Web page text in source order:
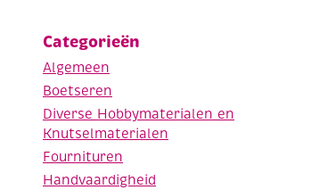
Categorieën
Algemeen
Boetseren
Diverse Hobbymaterialen en
Knutselmaterialen
Fournituren
Handvaardigheid